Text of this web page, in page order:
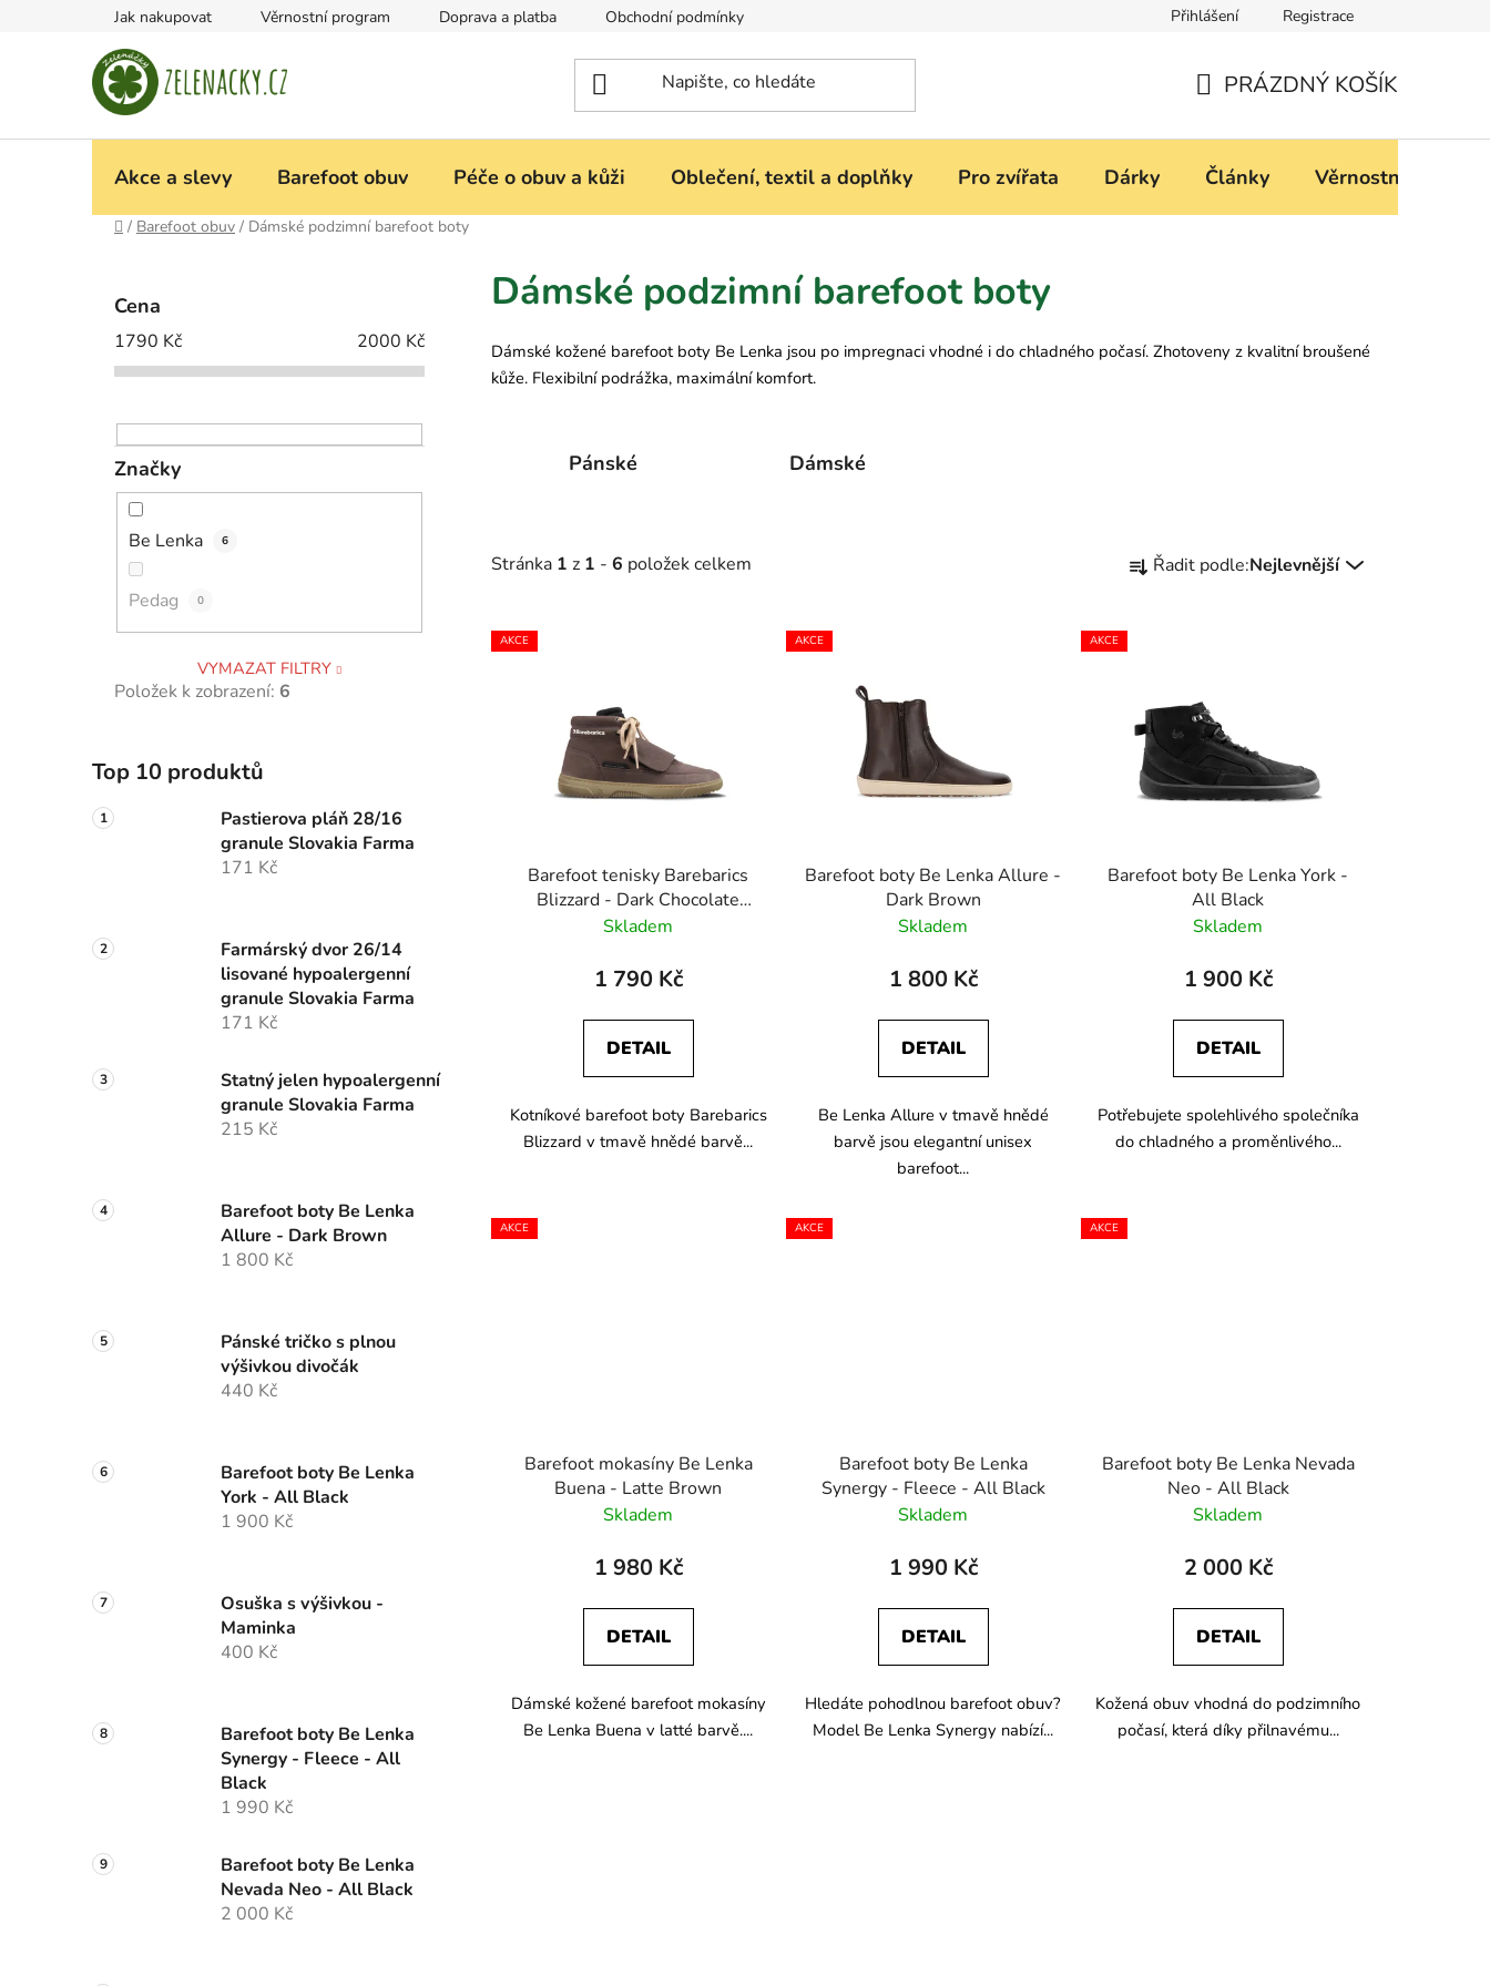
Jak nakupovat Věrnostní program Doprava a platba Obchodní podmínky Podmínky ochrany osobních údajů
Přihlášení Registrace
KOŠÍK
PRÁZDNÝ KOŠÍK
Akce a slevy Barefoot obuv Péče o obuv a kůži Oblečení, textil a doplňky Pro zvířata Dárky Články Věrnostní program
Domů
/ Barefoot obuv / Dámské podzimní barefoot boty
Cena
1790 Kč 2000 Kč
Značky
Be Lenka 6
Pedag 0
VYMAZAT FILTRY
Položek k zobrazení: 6
Top 10 produktů
Pastierova pláň 28/16
granule Slovakia Farma
171 Kč
Farmárský dvor 26/14
lisované hypoalergenní
granule Slovakia Farma
171 Kč
Statný jelen hypoalergenní
granule Slovakia Farma
215 Kč
Barefoot boty Be Lenka
Allure - Dark Brown
1 800 Kč
Pánské tričko s plnou
výšivkou divočák
440 Kč
Barefoot boty Be Lenka
York - All Black
1 900 Kč
Osuška s výšivkou -
Maminka
400 Kč
Barefoot boty Be Lenka
Synergy - Fleece - All
Black
1 990 Kč
Barefoot boty Be Lenka
Nevada Neo - All Black
2 000 Kč
Dámské podzimní barefoot boty
Dámské kožené barefoot boty Be Lenka jsou po impregnaci vhodné i do chladného počasí. Zhotoveny z kvalitní broušené
kůže. Flexibilní podrážka, maximální komfort.
Pánské Dámské
Stránka 1 z 1 - 6 položek celkem
a
p
o
d
k
Řadit podle:Nejlevnější
V
ý
AKCE
Barefoot tenisky Barebarics
Blizzard - Dark Chocolate
Brown
Skladem
1 790 Kč
DETAIL
Kotníkové barefoot boty Barebarics
Blizzard v tmavě hnědé barvě...
AKCE
Barefoot boty Be Lenka Allure -
Dark Brown
Skladem
1 800 Kč
DETAIL
Be Lenka Allure v tmavě hnědé
barvě jsou elegantní unisex
barefoot...
AKCE
Barefoot boty Be Lenka York -
All Black
Skladem
1 900 Kč
DETAIL
Potřebujete spolehlivého společníka
do chladného a proměnlivého...
AKCE
Barefoot mokasíny Be Lenka
Buena - Latte Brown
Skladem
1 980 Kč
DETAIL
Dámské kožené barefoot mokasíny
Be Lenka Buena v latté barvě....
AKCE
Barefoot boty Be Lenka
Synergy - Fleece - All Black
Skladem
1 990 Kč
DETAIL
Hledáte pohodlnou barefoot obuv?
Model Be Lenka Synergy nabízí...
AKCE
Barefoot boty Be Lenka Nevada
Neo - All Black
Skladem
2 000 Kč
DETAIL
Kožená obuv vhodná do podzimního
počasí, která díky přilnavému...